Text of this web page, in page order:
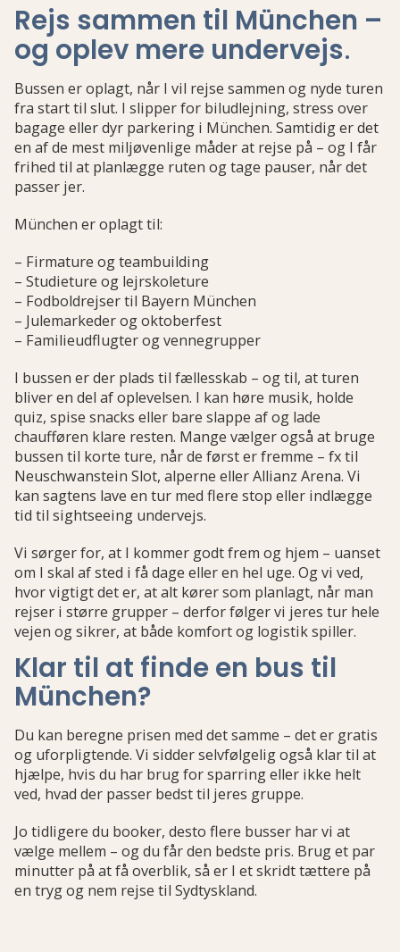
Rejs sammen til München –
og oplev mere undervejs.
Bussen er oplagt, når I vil rejse sammen og nyde turen
fra start til slut. I slipper for biludlejning, stress over
bagage eller dyr parkering i München. Samtidig er det
en af de mest miljøvenlige måder at rejse på – og I får
frihed til at planlægge ruten og tage pauser, når det
passer jer.
München er oplagt til:
– Firmature og teambuilding
– Studieture og lejrskoleture
– Fodboldrejser til Bayern München
– Julemarkeder og oktoberfest
– Familieudflugter og vennegrupper
I bussen er der plads til fællesskab – og til, at turen
bliver en del af oplevelsen. I kan høre musik, holde
quiz, spise snacks eller bare slappe af og lade
chaufføren klare resten. Mange vælger også at bruge
bussen til korte ture, når de først er fremme – fx til
Neuschwanstein Slot, alperne eller Allianz Arena. Vi
kan sagtens lave en tur med flere stop eller indlægge
tid til sightseeing undervejs.
Vi sørger for, at I kommer godt frem og hjem – uanset
om I skal af sted i få dage eller en hel uge. Og vi ved,
hvor vigtigt det er, at alt kører som planlagt, når man
rejser i større grupper – derfor følger vi jeres tur hele
vejen og sikrer, at både komfort og logistik spiller.
Klar til at finde en bus til
München?
Du kan beregne prisen med det samme – det er gratis
og uforpligtende. Vi sidder selvfølgelig også klar til at
hjælpe, hvis du har brug for sparring eller ikke helt
ved, hvad der passer bedst til jeres gruppe.
Jo tidligere du booker, desto flere busser har vi at
vælge mellem – og du får den bedste pris. Brug et par
minutter på at få overblik, så er I et skridt tættere på
en tryg og nem rejse til Sydtyskland.